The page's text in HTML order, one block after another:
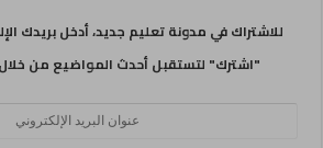
للاشتراك في مدونة تعليم جديد، أدخل بريدك
"اشترك" لتستقبل أحدث المواضيع من خلال